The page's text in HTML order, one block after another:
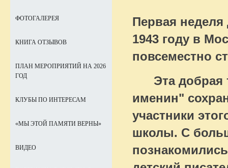
Первая
1943 году в
повсеместно
Эта добрая
именин"
участники
школы. С
ФОТОГАЛЕРЕЯ
КНИГА ОТЗЫВОВ
ПЛАН МЕРОПРИЯТИЙ НА 2026
ГОД
КЛУБЫ ПО ИНТЕРЕСАМ
«МЫ ЭТОЙ ПАМЯТИ ВЕРНЫ»
ВИДЕО